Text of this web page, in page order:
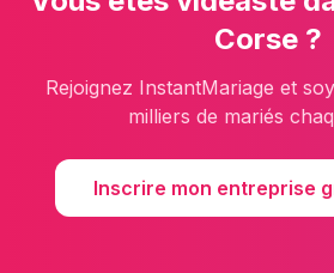
Corse ?
Rejoignez InstantMariage et
milliers de mariés
Inscrire mon entreprise